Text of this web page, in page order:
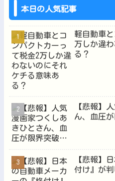
本日の人気記事
軽自動車
万しか違
る？
【悲報】
ん、血圧
【悲報】
付け』が